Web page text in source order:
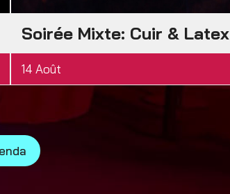
Soirée Mixte: Cuir & Latex
14 Août